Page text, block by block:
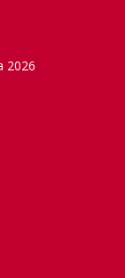
2026